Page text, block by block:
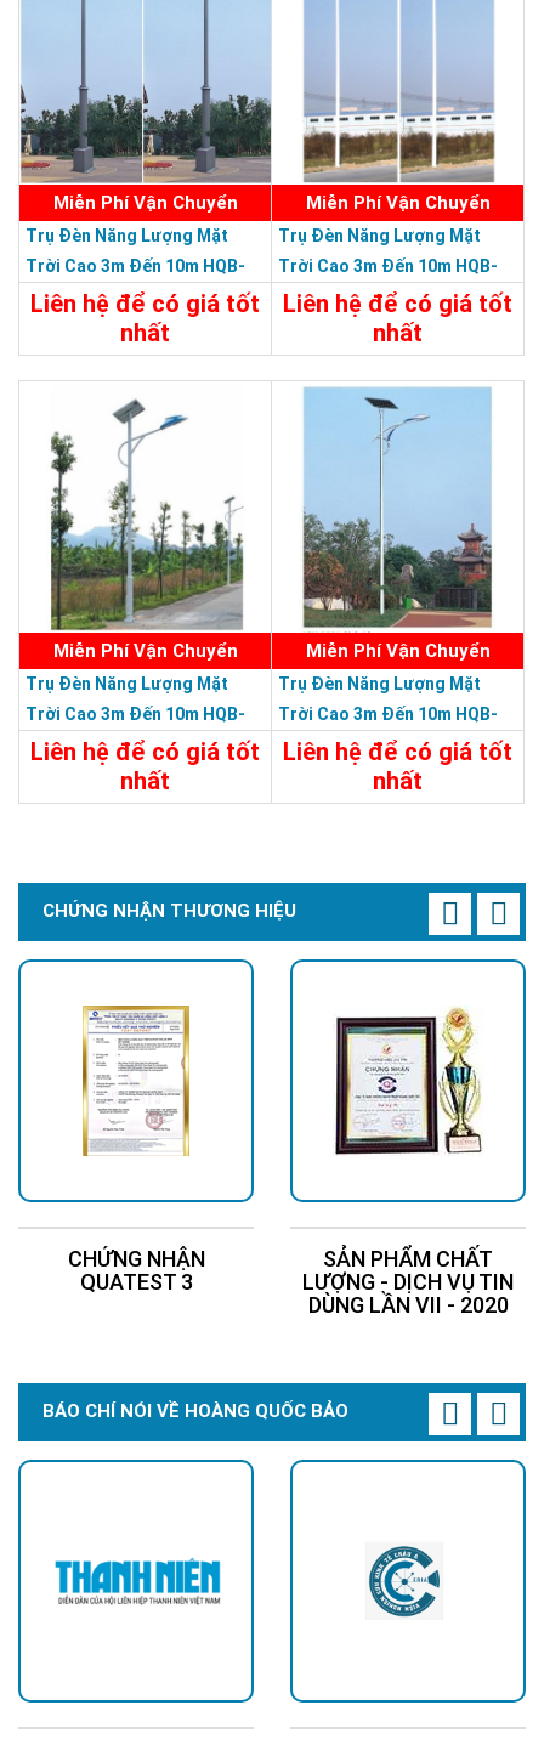
Chứng nhận ISO 9001:2015
Miễn Phí Vận Chuyển
Trụ Đèn Năng Lượng Mặt
Trời Cao 3m Đến 10m HQB-
28L0310M - Trụ Đèn Lắp Ráp
Đa Năng Chiều Cao 3m Đến
10m
Liên hệ để có giá tốt
nhất
Miễn Phí Vận Chuyển
Trụ Đèn Năng Lượng Mặt
Trời Cao 3m Đến 10m HQB-
27L0310M - Trụ Đèn Lắp Ráp
Đa Năng Chiều Cao 3m Đến
10m
Liên hệ để có giá tốt
nhất
Miễn Phí Vận Chuyển
Trụ Đèn Năng Lượng Mặt
Trời Cao 3m Đến 10m HQB-
26L0310M - Trụ Đèn Lắp Ráp
Đa Năng Chiều Cao 3m Đến
10m
Liên hệ để có giá tốt
nhất
Miễn Phí Vận Chuyển
Trụ Đèn Năng Lượng Mặt
Trời Cao 3m Đến 10m HQB-
24L0310M - Trụ Đèn Lắp Ráp
Đa Năng Chiều Cao 3m Đến
10m
Liên hệ để có giá tốt
nhất
CHỨNG NHẬN THƯƠNG HIỆU
CHỨNG NHẬN
QUATEST 3
SẢN PHẨM CHẤT
LƯỢNG - DỊCH VỤ TIN
DÙNG LẦN VII - 2020
BÁO CHÍ NÓI VỀ HOÀNG QUỐC BẢO